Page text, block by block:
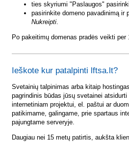
ties skyriumi "Paslaugos"
pasirinkite domeno pavadinimą ir
Nukreipti.
Po pakeitimų domenas pradės veikti per
Ieškote kur patalpinti lftsa.lt?
Svetainių talpinimas arba kitaip
pagrindinis būdas jūsų svetainei
internetiniam projektui, el. paštui ar
patikimame, galingame, prie spartaus
pajungtame serveryje.
Daugiau nei 15 metų patirtis, aukšta